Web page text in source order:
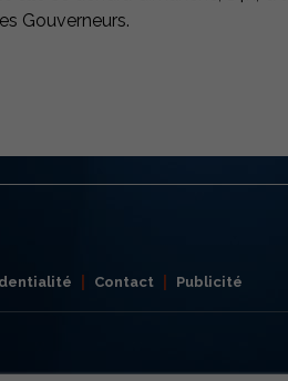
Gouverneurs.
Contact Publicité